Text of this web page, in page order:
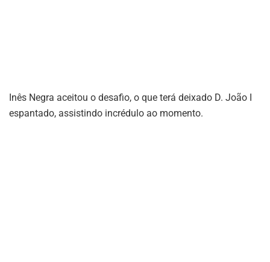
Inês Negra aceitou o desafio, o que terá deixado D. João I
espantado, assistindo incrédulo ao momento.